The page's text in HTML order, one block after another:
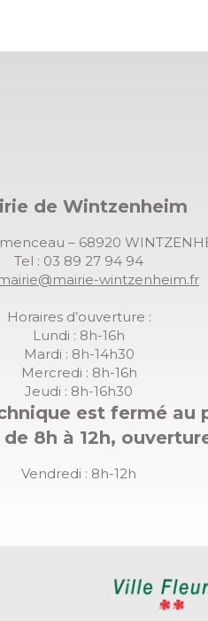
de Wintzenheim
– 68920
Tel : 03 89 27 94 94
wintzenheim.fr
Horaires d’ouverture :
Lundi : 8h-16h
Mardi : 8h-14h30
Mercredi : 8h-16h
Jeudi : 8h-16h30
est fermé au
8h à 12h,
Vendredi : 8h-12h